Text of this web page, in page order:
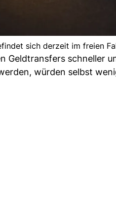
sich derzeit im freien
Geldtransfers schneller
würden selbst